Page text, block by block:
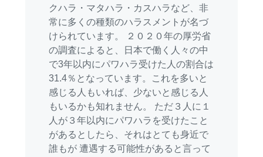
クハラ・マタハラ・カスハラなど、非
常に多くの種類のハラスメントが名づ
けられています。 ２０２０年の厚労省
の調査によると、日本で働く人々の中
で3年以内にパワハラ受けた人の割合は
31.4％となっています。これを多いと
感じる人もいれば、少ないと感じる人
もいるかも知れません。 ただ３人に１
人が３年以内にパワハラを受けたこと
があるとしたら、それはとても身近で
誰もが 遭遇する可能性があると言って